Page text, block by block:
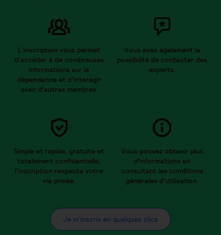
L’inscription vous permet
d’accéder à de nombreuses
informations sur la
dépendance et d’interagir
avec d’autres membres.
Vous avez également la
possibilité de contacter des
experts.
Simple et rapide, gratuite et
totalement confidentielle,
l’inscription respecte votre
vie privée.
Vous pouvez obtenir plus
d’informations en
consultant les conditions
générales d’utilisation.
Je m’inscris en quelques clics